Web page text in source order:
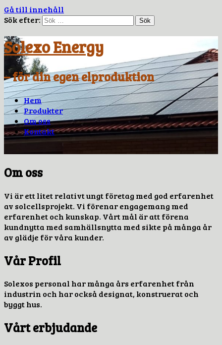
Gå till innehåll
Sök efter:
Solexo Energy
– för din egen elproduktion
Hem
Produkter
Om oss
Kontakt
Om oss
Vi är ett litet relativt ungt företag med god erfarenhet
av solcellsprojekt. Vi förenar engagemang med
erfarenhet och kunskap. Vårt mål är att förena
kundnytta med samhällsnytta med sikte på många år
av glädje för våra kunder.
Vår Profil
Solexos personal har många års erfarenhet från
industrin och har också designat, konstruerat och
byggt hus.
Vårt erbjudande